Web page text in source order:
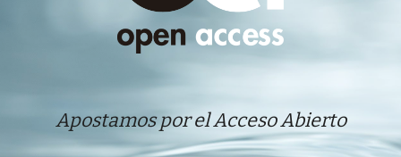
Apostamos por el Acceso Abierto